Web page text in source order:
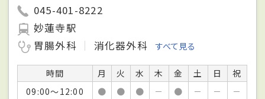
045-401-8222
妙蓮寺駅
胃腸外科
消化器外科 すべて見る
時間 月 火 水 木 金 土 日
祝
09:00～12:00
● ● ● － ● － －
－